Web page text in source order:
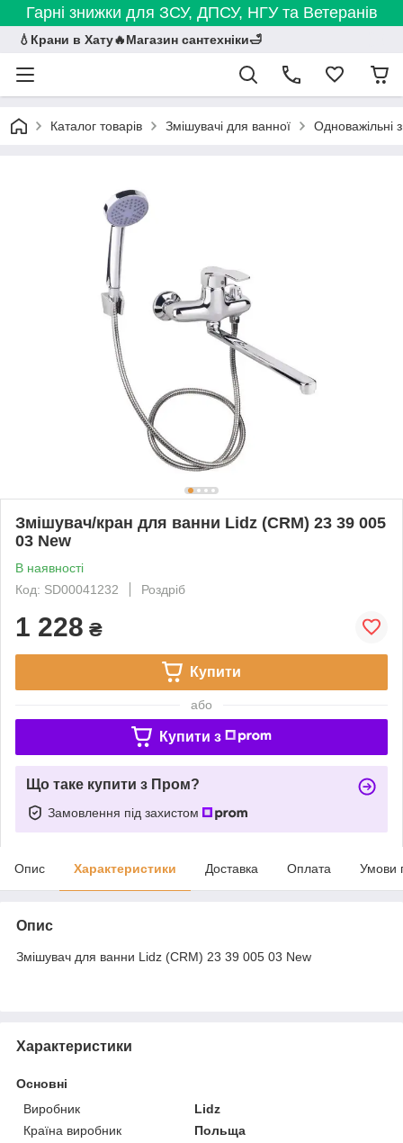
Гарні знижки для ЗСУ, ДПСУ, НГУ та Ветеранів
💧Крани в Хату🔥Магазин сантехніки🛁
Каталог товарів Змішувачі для ванної Одноважільні
Змішувач/кран для ванни Lidz (CRM) 23 39 005
03 New
В наявності
Код: SD00041232
Роздріб
1 228 ₴
Купити
або
Купити з
Що таке купити з Пром?
Замовлення під захистом
Опис Характеристики Доставка Оплата Умови
Опис
Змішувач для ванни Lidz (CRM) 23 39 005 03 New
Характеристики
Основні
Виробник
Lidz
Країна виробник
Польща